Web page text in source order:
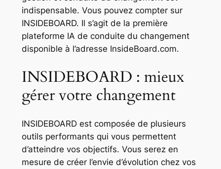
indispensable. Vous pouvez compter sur
INSIDEBOARD. Il s’agit de la première
plateforme IA de conduite du changement
disponible à l’adresse InsideBoard.com.
INSIDEBOARD : mieux
gérer votre changement
INSIDEBOARD est composée de plusieurs
outils performants qui vous permettent
d’atteindre vos objectifs. Vous serez en
mesure de créer l’envie d’évolution chez vos